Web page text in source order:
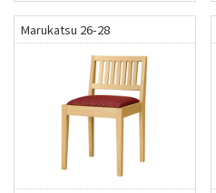
Marukatsu 26-28